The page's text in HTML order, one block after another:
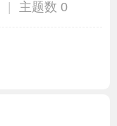
主题数 0